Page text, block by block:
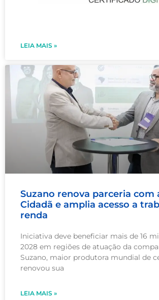
LEIA MAIS »
Suzano renova parceria com
Cidadã e amplia acesso a
renda
Iniciativa deve beneficiar mais de 16
2028 em regiões de atuação da
Suzano, maior produtora mundial de
renovou sua
LEIA MAIS »